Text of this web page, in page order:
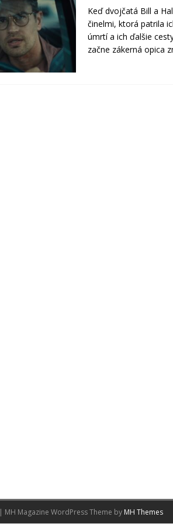
Keď dvojčatá Bill a
činelmi, ktorá patrila
úmrtí a ich ďalšie
začne zákerná opica
Magazine WordPress Theme by MH Themes